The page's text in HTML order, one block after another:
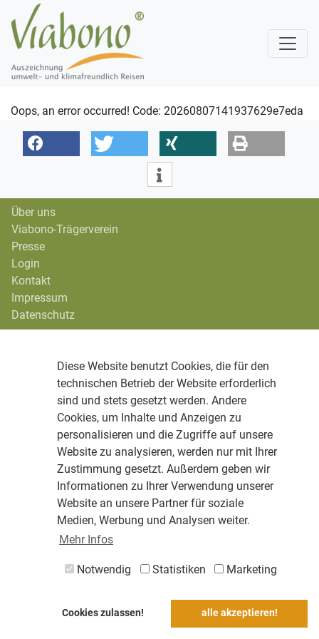
Diese Website benutzt Cookies, die für den
technischen Betrieb der Website erforderlich
sind und stets gesetzt werden. Andere
Cookies, um Inhalte und Anzeigen zu
personalisieren und die Zugriffe auf unsere
Website zu analysieren, werden nur mit Ihrer
Zustimmung gesetzt. Außerdem geben wir
Informationen zu Ihrer Verwendung unserer
Website an unsere Partner für soziale
Medien, Werbung und Analysen weiter.
Mehr Infos
Notwendig Statistiken Marketing
Cookies zulassen! alle akzeptieren!
Oops, an error occurred! Code: 20260807141937629e7eda
Über uns
Viabono-Trägerverein
Presse
Login
Kontakt
Impressum
Datenschutz